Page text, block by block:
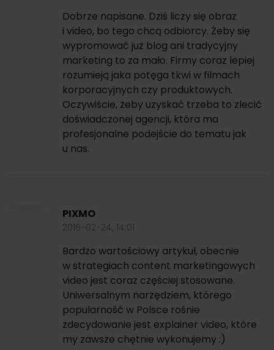
Dobrze napisane. Dziś liczy się obraz
i video, bo tego chcą odbiorcy. Żeby się
wypromować już blog ani tradycyjny
marketing to za mało. Firmy coraz lepiej
rozumieją jaka potęga tkwi w filmach
korporacyjnych czy produktowych.
Oczywiście, żeby uzyskać trzeba to zlecić
doświadczonej agencji, która ma
profesjonalne podejście do tematu jak
u nas.
PIXMO
2016-02-24, 14:01
Bardzo wartościowy artykuł, obecnie
w strategiach content marketingowych
video jest coraz częściej stosowane.
Uniwersalnym narzędziem, którego
popularność w Polsce rośnie
zdecydowanie jest explainer video, które
my zawsze chętnie wykonujemy :)